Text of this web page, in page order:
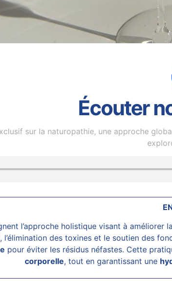
Écouter
sur la naturopathie, une approche
l’approche holistique visant à améliorer
, l’élimination des toxines et le soutien des
pour éviter les résidus néfastes. Cette
corporelle, tout en garantissant une